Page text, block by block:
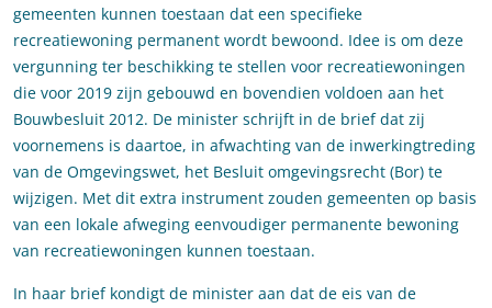
gemeenten kunnen toestaan dat een specifieke
recreatiewoning permanent wordt bewoond. Idee is om deze
vergunning ter beschikking te stellen voor recreatiewoningen
die voor 2019 zijn gebouwd en bovendien voldoen aan het
Bouwbesluit 2012. De minister schrijft in de brief dat zij
voornemens is daartoe, in afwachting van de inwerkingtreding
van de Omgevingswet, het Besluit omgevingsrecht (Bor) te
wijzigen. Met dit extra instrument zouden gemeenten op basis
van een lokale afweging eenvoudiger permanente bewoning
van recreatiewoningen kunnen toestaan.
In haar brief kondigt de minister aan dat de eis van de